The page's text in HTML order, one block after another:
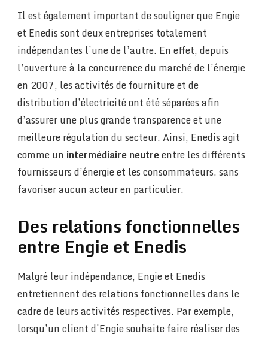
Il est également important de souligner que Engie
et Enedis sont deux entreprises totalement
indépendantes l’une de l’autre. En effet, depuis
l’ouverture à la concurrence du marché de l’énergie
en 2007, les activités de fourniture et de
distribution d’électricité ont été séparées afin
d’assurer une plus grande transparence et une
meilleure régulation du secteur. Ainsi, Enedis agit
comme un intermédiaire neutreentre les différents
fournisseurs d’énergie et les consommateurs, sans
favoriser aucun acteur en particulier.
Des relations fonctionnelles
entre Engie et Enedis
Malgré leur indépendance, Engie et Enedis
entretiennent des relations fonctionnelles dans le
cadre de leurs activités respectives. Par exemple,
lorsqu’un client d’Engie souhaite faire réaliser des